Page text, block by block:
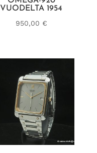
VUODELTA 1954
950,00 €